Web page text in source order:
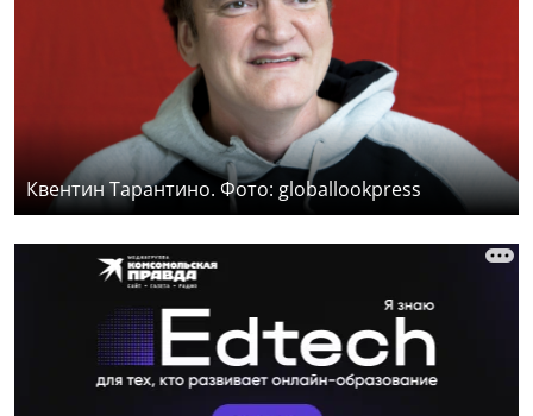
Квентин Тарантино. Фото: globallookpress